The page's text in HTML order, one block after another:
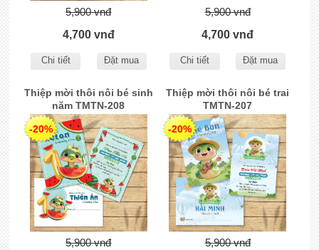
5,900 vnđ
4,700 vnđ
Chi tiết Đặt mua
5,900 vnđ
4,700 vnđ
Chi tiết Đặt mua
Thiệp mời thôi nôi bé sinh
năm TMTN-208
-20%
5,900 vnđ
Thiệp mời thôi nôi bé trai
TMTN-207
-20%
5,900 vnđ